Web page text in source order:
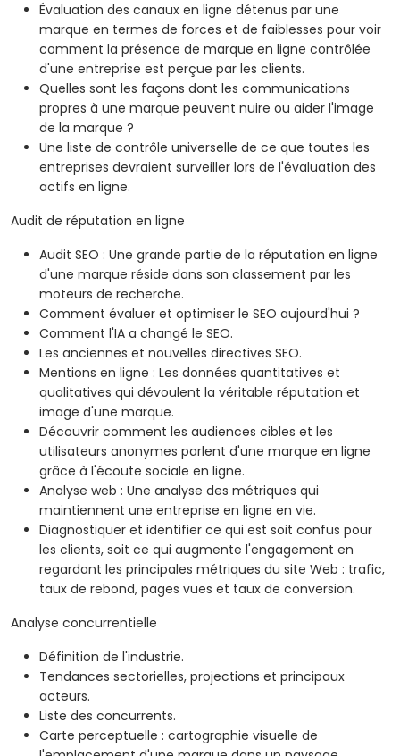
Évaluation des canaux en ligne détenus par une
marque en termes de forces et de faiblesses pour voir
comment la présence de marque en ligne contrôlée
d'une entreprise est perçue par les clients.
Quelles sont les façons dont les communications
propres à une marque peuvent nuire ou aider l'image
de la marque ?
Une liste de contrôle universelle de ce que toutes les
entreprises devraient surveiller lors de l'évaluation des
actifs en ligne.
Audit de réputation en ligne
Audit SEO : Une grande partie de la réputation en ligne
d'une marque réside dans son classement par les
moteurs de recherche.
Comment évaluer et optimiser le SEO aujourd'hui ?
Comment l'IA a changé le SEO.
Les anciennes et nouvelles directives SEO.
Mentions en ligne : Les données quantitatives et
qualitatives qui dévoulent la véritable réputation et
image d'une marque.
Découvrir comment les audiences cibles et les
utilisateurs anonymes parlent d'une marque en ligne
grâce à l'écoute sociale en ligne.
Analyse web : Une analyse des métriques qui
maintiennent une entreprise en ligne en vie.
Diagnostiquer et identifier ce qui est soit confus pour
les clients, soit ce qui augmente l'engagement en
regardant les principales métriques du site Web : trafic,
taux de rebond, pages vues et taux de conversion.
Analyse concurrentielle
Définition de l'industrie.
Tendances sectorielles, projections et principaux
acteurs.
Liste des concurrents.
Carte perceptuelle : cartographie visuelle de